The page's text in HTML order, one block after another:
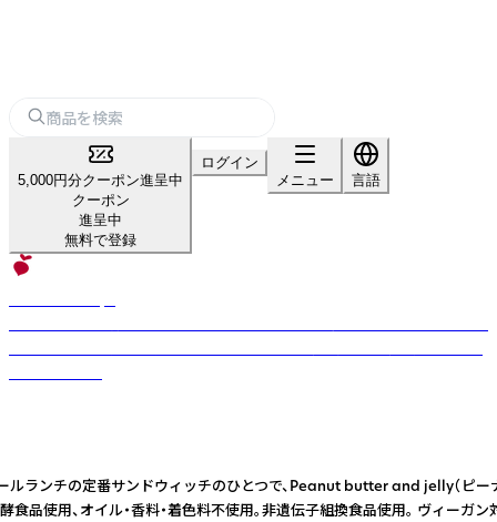
5,000円分クーポン進呈中
クーポン
進呈中
無料で登録
ログイン
メニュー
言語
ンチの定番サンドウィッチのひとつで、Peanut butter and jelly
イル・香料・着色料不使用。非遺伝子組換食品使用。 ヴィーガ